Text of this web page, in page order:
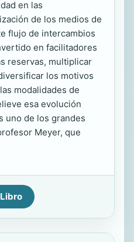
en las
de los medios de
flujo de intercambios
en facilitadores
reservas, multiplicar
los motivos
modalidades de
esa evolución
uno de los grandes
Meyer, que